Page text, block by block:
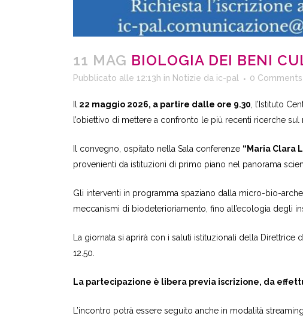
11 MAG BIOLOGIA DEI BENI
Pubblicato alle 12:13h in Notizie da ic-pal 0 Comments
22 maggio 2026, a partire dalle ore 9.30 , l’Istituto
l’obiettivo di mettere a confronto le più recenti ricerche
Il convegno, ospitato nella Sala conferenze “Maria Clara
provenienti da istituzioni di primo piano nel panorama
Gli interventi in programma spaziano dalla micro-bio-
meccanismi di biodeterioriamento, fino all’ecologia degli
La giornata si aprirà con i saluti istituzionali della Direttrice
12.50.
La partecipazione è libera previa iscrizione, da
L’incontro potrà essere seguito anche in modalità